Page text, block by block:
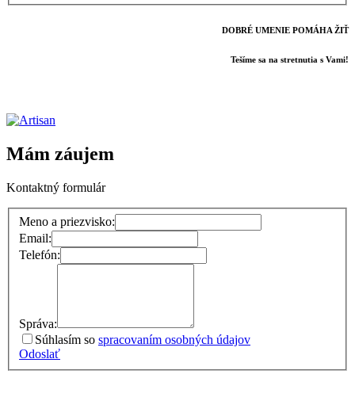
DOBRÉ UMENIE POMÁHA ŽIŤ
Tešíme sa na stretnutia s Vami!
Mám záujem
Kontaktný formulár
Meno a priezvisko:
Email:
Telefón:
Správa:
Súhlasím so spracovaním osobných údajov
Odoslať